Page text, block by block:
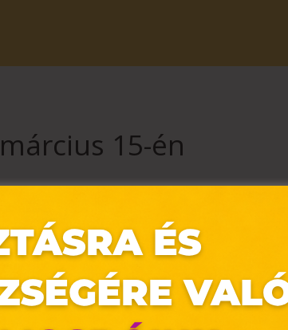
15-én
egységek egyedi nyitva tartással üzemelnek.